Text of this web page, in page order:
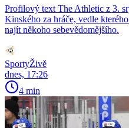
Profilový text The Athletic z 3.
Kinského za hráče, vedle
najít někoho sebevědomějšího.
SportyŽivě
dnes, 17:26
4 min